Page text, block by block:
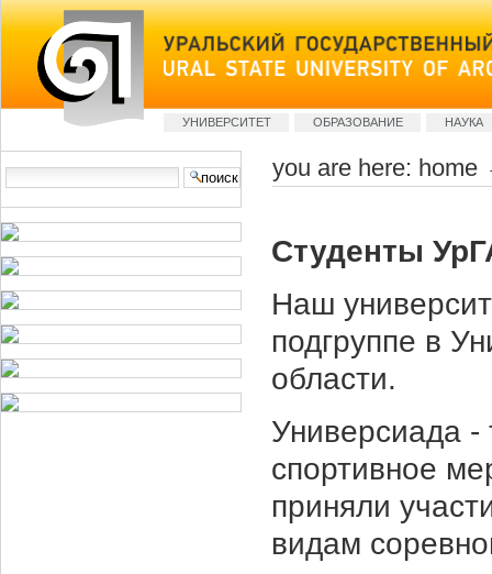
Skip
to
content
Sections
УНИВЕРСИТЕТ ОБРАЗОВАНИЕ НАУКА
search…
you are here: home
Студенты
Наш
подгруппе в
области.
Универсиада
спортивное
приняли
видам